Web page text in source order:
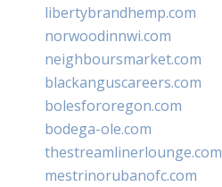
libertybrandhemp.com
norwoodinnwi.com
neighboursmarket.com
blackanguscareers.com
bolesfororegon.com
bodega-ole.com
thestreamlinerlounge.com
mestrinorubanofc.com